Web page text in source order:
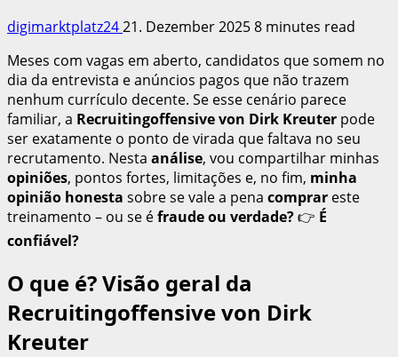
digimarktplatz2421. Dezember 20258 minutes read
Meses com vagas em aberto, candidatos que somem no
dia da entrevista e anúncios pagos que não trazem
nenhum currículo decente. Se esse cenário parece
familiar, a Recruitingoffensive von Dirk Kreuter pode
ser exatamente o ponto de virada que faltava no seu
recrutamento. Nesta análise, vou compartilhar minhas
opiniões, pontos fortes, limitações e, no fim, minha
opinião honesta sobre se vale a pena comprar este
treinamento – ou se éfraude ou verdade?👉 É
confiável?
O que é? Visão geral da
Recruitingoffensive von Dirk
Kreuter